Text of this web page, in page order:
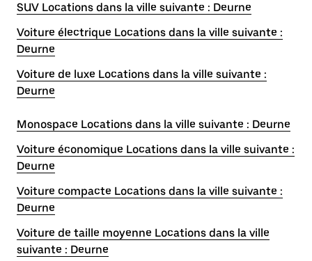
SUV Locations dans la ville suivante : Deurne
Voiture électrique Locations dans la ville suivante :
Deurne
Voiture de luxe Locations dans la ville suivante :
Deurne
Monospace Locations dans la ville suivante : Deurne
Voiture économique Locations dans la ville suivante :
Deurne
Voiture compacte Locations dans la ville suivante :
Deurne
Voiture de taille moyenne Locations dans la ville
suivante : Deurne